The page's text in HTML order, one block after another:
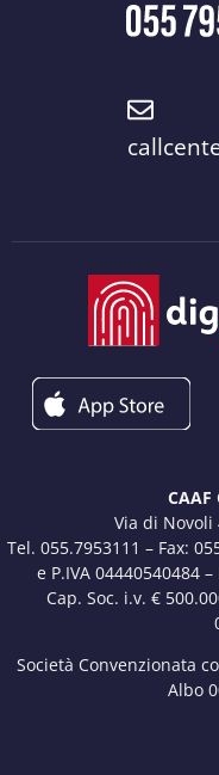
CAAF
Via di Novoli
Tel. 055.7953111 – Fax:
e P.IVA 04440540484
Cap. Soc. i.v. €
Società Convenzionata
Albo